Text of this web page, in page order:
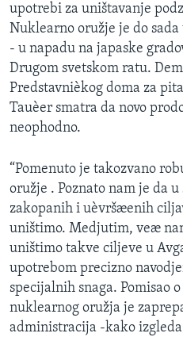
upotrebi za uništavanje
Nuklearno oružje je do
- u napadu na japaske
Drugom svetskom ratu.
Predstavnièkog doma za
Tauèer smatra da novo
neophodno.
“Pomenuto je takozvano
oružje . Poznato nam je da
zakopanih i uèvršæenih
uništimo. Medjutim, veæ
uništimo takve ciljeve u
upotrebom precizno
specijalnih snaga. Pomisao
nuklearnog oružja je
administracija -kako